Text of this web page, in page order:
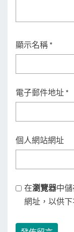
顯示名稱 *
電子郵件地址 *
個人網站網址
在瀏覽器中
網址，以供